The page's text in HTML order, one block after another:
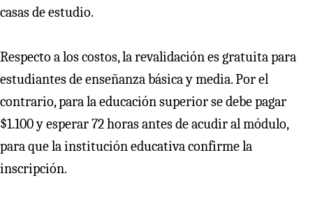
casas de estudio.
Respecto a los costos, la revalidación es gratuita para
estudiantes de enseñanza básica y media. Por el
contrario, para la educación superior se debe pagar
$1.100 y esperar 72 horas antes de acudir al módulo,
para que la institución educativa confirme la
inscripción.